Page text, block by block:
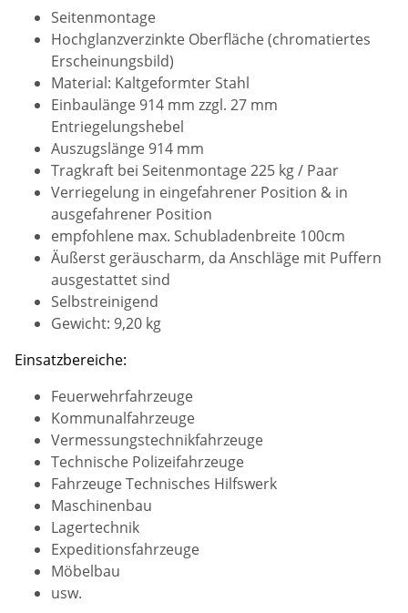
Seitenmontage
Hochglanzverzinkte Oberfläche (chromatiertes
Erscheinungsbild)
Material: Kaltgeformter Stahl
Einbaulänge 914 mm zzgl. 27 mm
Entriegelungshebel
Auszugslänge 914 mm
Tragkraft bei Seitenmontage 225 kg / Paar
Verriegelung in eingefahrener Position & in
ausgefahrener Position
empfohlene max. Schubladenbreite 100cm
Äußerst geräuscharm, da Anschläge mit Puffern
ausgestattet sind
Selbstreinigend
Gewicht: 9,20 kg
Einsatzbereiche:
Feuerwehrfahrzeuge
Kommunalfahrzeuge
Vermessungstechnikfahrzeuge
Technische Polizeifahrzeuge
Fahrzeuge Technisches Hilfswerk
Maschinenbau
Lagertechnik
Expeditionsfahrzeuge
Möbelbau
usw.